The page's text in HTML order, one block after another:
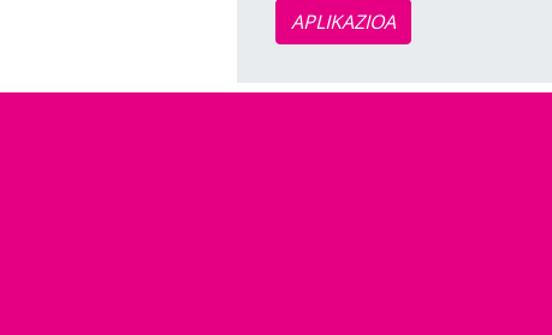
APLIKAZIOA